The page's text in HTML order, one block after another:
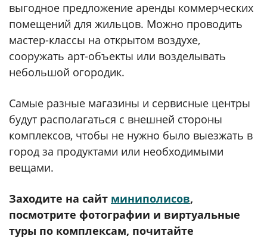
выгодное предложение аренды коммерческих
помещений для жильцов. Можно проводить
мастер-классы на открытом воздухе,
сооружать арт-объекты или возделывать
небольшой огородик.
Самые разные магазины и сервисные центры
будут располагаться с внешней стороны
комплексов, чтобы не нужно было выезжать в
город за продуктами или необходимыми
вещами.
Заходите на сайт миниполисов,
посмотрите фотографии и виртуальные
туры по комплексам, почитайте